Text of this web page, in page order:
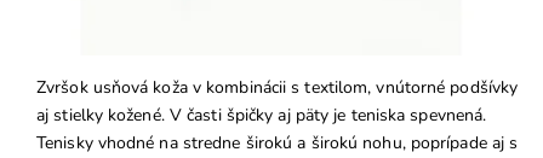
Zvršok usňová koža v kombinácii s textilom, vnútorné podšívky
aj stielky kožené. V časti špičky aj päty je teniska spevnená.
Tenisky vhodné na stredne širokú a širokú nohu, poprípade aj s